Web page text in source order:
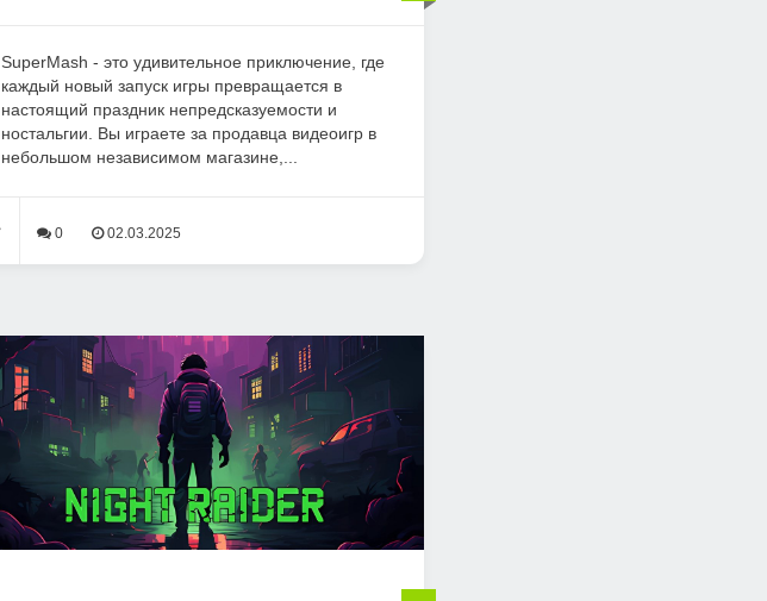
SuperMash - это удивительное приключение, где
каждый новый запуск игры превращается в
настоящий праздник непредсказуемости и
ностальгии. Вы играете за продавца видеоигр в
небольшом независимом магазине,...
0 02.03.2025